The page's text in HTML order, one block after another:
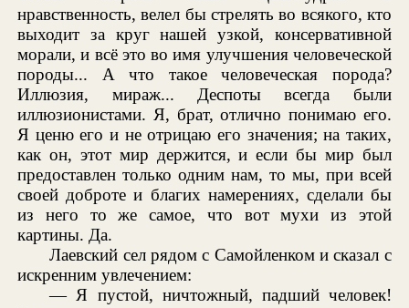
нравственность, велел бы стрелять во всякого, кто
выходит за круг нашей узкой, консервативной
морали, и всё это во имя улучшения человеческой
породы... А что такое человеческая порода?
Иллюзия, мираж... Деспоты всегда были
иллюзионистами. Я, брат, отлично понимаю его.
Я ценю его и не отрицаю его значения; на таких,
как он, этот мир держится, и если бы мир был
предоставлен только одним нам, то мы, при всей
своей доброте и благих намерениях, сделали бы
из него то же самое, что вот мухи из этой
картины. Да.
Лаевский сел рядом с Самойленком и сказал с
искренним увлечением:
— Я пустой, ничтожный, падший человек!